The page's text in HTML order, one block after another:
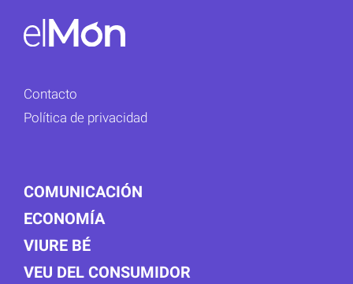
Contacto
Política de privacidad
COMUNICACIÓN
ECONOMÍA
VIURE BÉ
VEU DEL CONSUMIDOR